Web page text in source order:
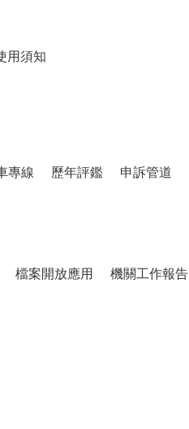
用須知
專線 歷年評鑑 申訴管道
檔案開放應用 機關工作報告